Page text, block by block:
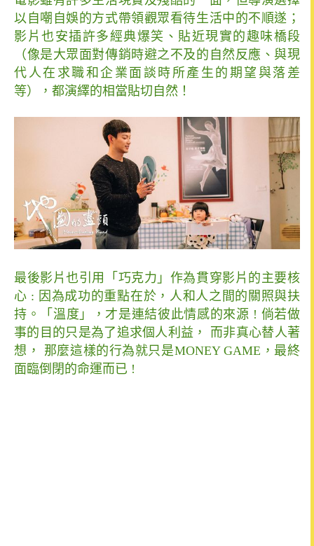
以自嘲自娛的方式帶領觀眾看待生活中的不順遂；
影片也安插許多經典爆笑、貼近現實的趣味橋段
（像是大眾面對傳銷時避之不及的自然反應、與現
代人在求職和企業面談時所產生的期望與落差
等），都演繹的相當貼切自然！
最後影片也引用「巧克力」作為貫穿影片的主要核
心 : 因為成功的重點在於，人和人之間的關照與扶
持。「溫度」，才是連結彼此情感的來源 ! 倘若做
事的目的只是為了追求個人利益， 而非真心替人著
想， 那麼這樣的行為就只是MONEY GAME，最終
面臨倒閉的命運而已 !